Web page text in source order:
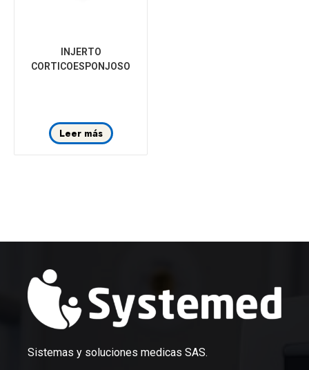
INJERTO
CORTICOESPONJOSO
Leer más
Sistemas y soluciones medicas SAS.